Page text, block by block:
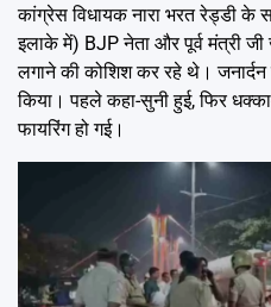
कांग्रेस विधायक नारा भरत रेड्डी के
इलाके में) BJP नेता और पूर्व मंत्री
लगाने की कोशिश कर रहे थे।
किया। पहले कहा-सुनी हुई, फिर
फायरिंग हो गई।